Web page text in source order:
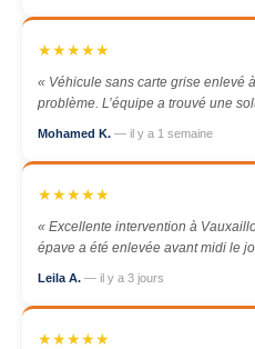
★★★★★
« Véhicule sans carte grise enlevé
problème. L’équipe a trouvé une
Mohamed K. — il y a 1 semaine
★★★★★
« Excellente intervention à
épave a été enlevée avant midi le
Leila A. — il y a 3 jours
★★★★★